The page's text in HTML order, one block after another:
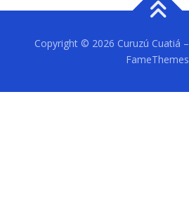
Copyright © 2026 Curuzú Cuatiá –
FameThemes